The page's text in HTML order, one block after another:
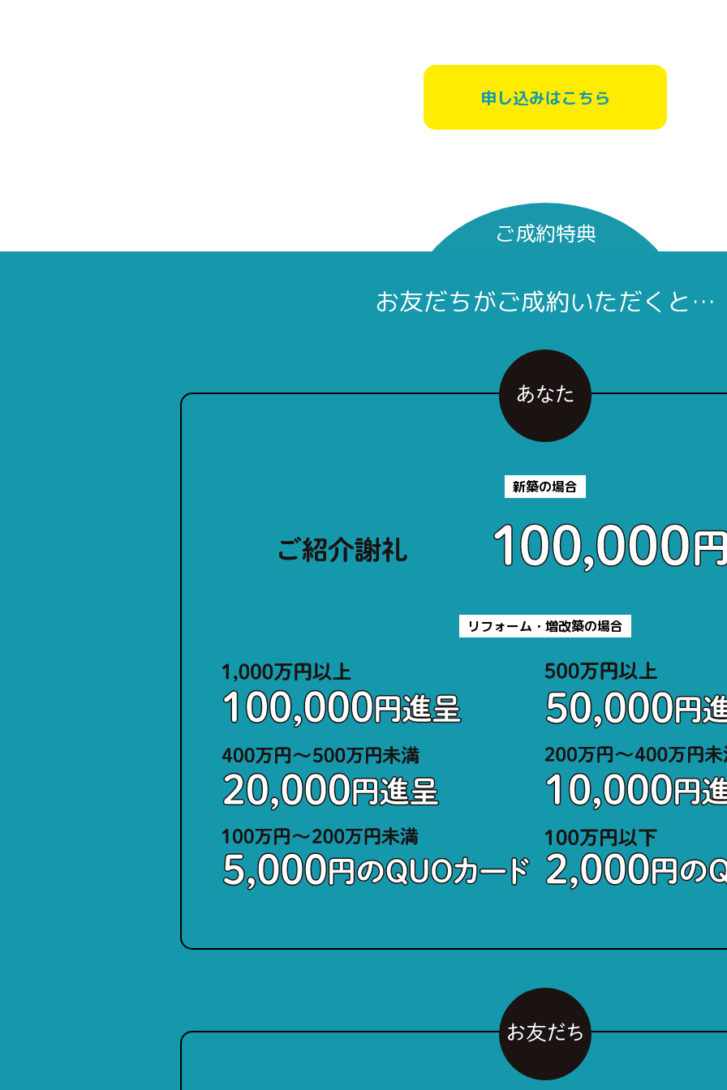
申し込みはこちら
ご成約特典
お友だちがご成約いただくと…
新築の場合
リフォーム・増改築の場合